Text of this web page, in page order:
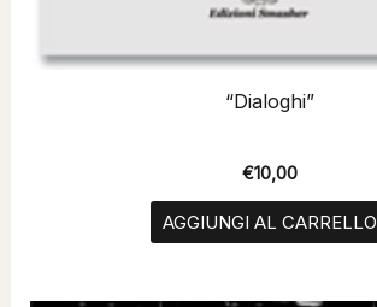
“Dialoghi”
€10,00
AGGIUNGI AL CARRELLO